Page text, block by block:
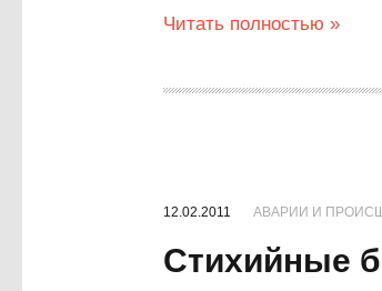
Читать полностью »
12.02.2011 АВАРИИ И
Стихийные